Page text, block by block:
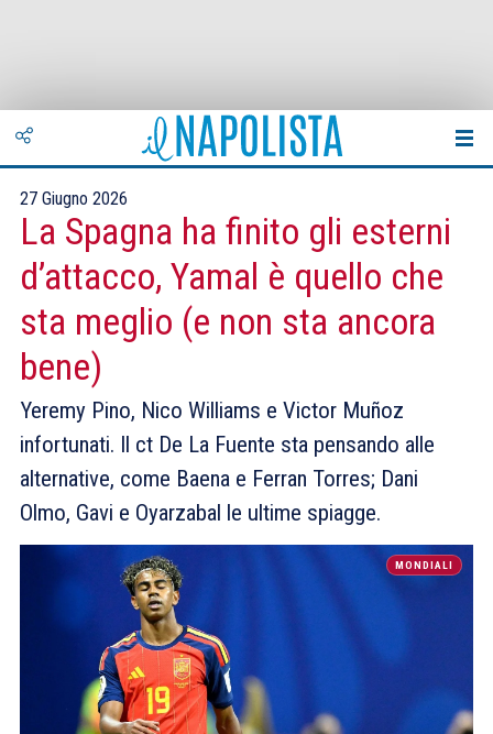
27 Giugno 2026
La Spagna ha finito gli esterni
d’attacco, Yamal è quello che
sta meglio (e non sta ancora
bene)
Yeremy Pino, Nico Williams e Victor Muñoz
infortunati. Il ct De La Fuente sta pensando alle
alternative, come Baena e Ferran Torres; Dani
Olmo, Gavi e Oyarzabal le ultime spiagge.
MONDIALI